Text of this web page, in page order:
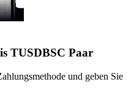
TUSDBSC Paar
und geben Sie